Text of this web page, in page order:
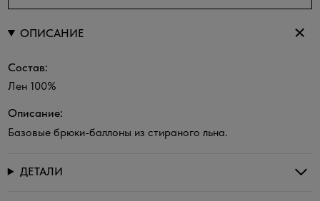
ОПИСАНИЕ
Состав:
Лен 100%
Описание:
Базовые брюки-баллоны из стираного льна.
ДЕТАЛИ